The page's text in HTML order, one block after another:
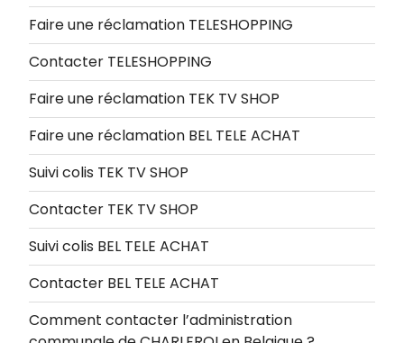
Faire une réclamation TELESHOPPING
Contacter TELESHOPPING
Faire une réclamation TEK TV SHOP
Faire une réclamation BEL TELE ACHAT
Suivi colis TEK TV SHOP
Contacter TEK TV SHOP
Suivi colis BEL TELE ACHAT
Contacter BEL TELE ACHAT
Comment contacter l’administration